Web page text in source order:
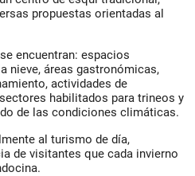
propuestas orientadas al
encuentran: espacios
nieve, áreas gastronómicas,
actividades de
habilitados para trineos y
de las condiciones climáticas.
al turismo de día,
de visitantes que cada invierno